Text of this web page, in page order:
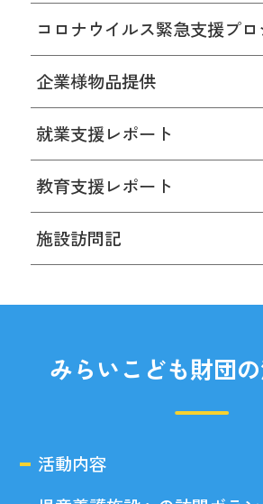
コロナウイルス緊急支援プロ
企業様物品提供
就業支援レポート
教育支援レポート
施設訪問記
みらいこども財団
活動内容